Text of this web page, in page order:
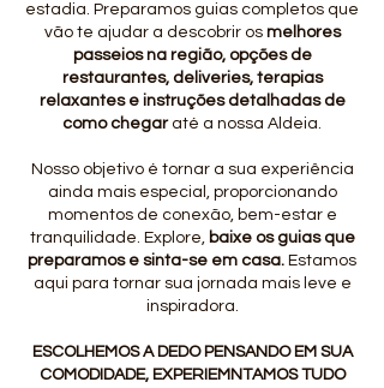
estadia. Preparamos guias completos que
vão te ajudar a descobrir os melhores
passeios na região, opções de
restaurantes, deliveries, terapias
relaxantes e instruções detalhadas de
como chegaraté a nossa Aldeia.
Nosso objetivo é tornar a sua experiência
ainda mais especial, proporcionando
momentos de conexão, bem-estar e
tranquilidade. Explore,baixe os guias que
preparamos e sinta-se em casa. Estamos
aqui para tornar sua jornada mais leve e
inspiradora.
ESCOLHEMOS A DEDO PENSANDO EM SUA
COMODIDADE, EXPERIEMNTAMOS TUDO